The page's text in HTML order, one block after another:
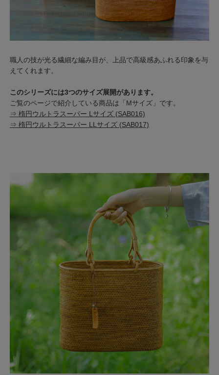
職人の技が光る繊細な編み目が、上品で高級感あふれる印象を与
えてくれます。
このシリーズには3つのサイズ展開があります。
ご覧のページで紹介している商品は「Mサイズ」です。
⇒ 楕円ウルトラスーパー Lサイズ (SAB016)
⇒ 楕円ウルトラスーパー LLサイズ (SAB017)